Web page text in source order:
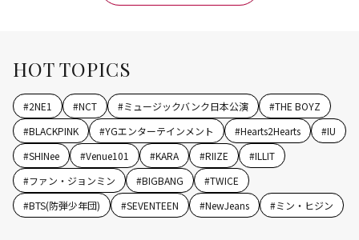
HOT TOPICS
#2NE1 #NCT #ミュージックバンク日本公演 #THE BOYZ
#BLACKPINK #YGエンターテインメント #Hearts2Hearts #IU
#SHINee #Venue101 #KARA #RIIZE #ILLIT
#ファン・ジョンミン #BIGBANG #TWICE
#BTS(防弾少年団) #SEVENTEEN #NewJeans #ミン・ヒジン